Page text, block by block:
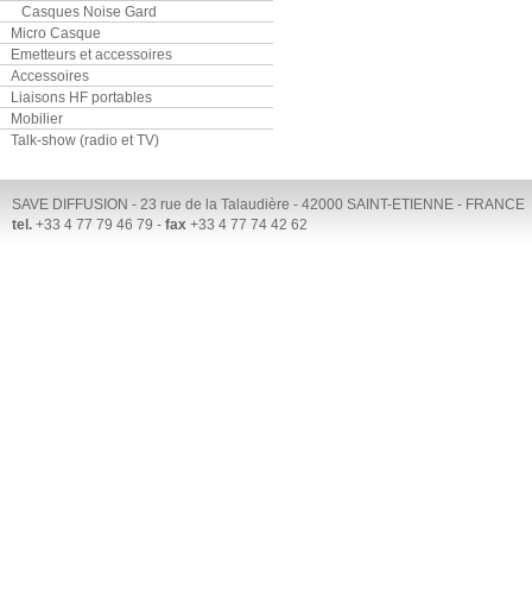
Casques Noise Gard
Micro Casque
Emetteurs et accessoires
Accessoires
Liaisons HF portables
Mobilier
Talk-show (radio et TV)
SAVE DIFFUSION - 23 rue de la Talaudière - 42000 SAINT-ETIENNE - FRANCE
tel. +33 4 77 79 46 79 - fax +33 4 77 74 42 62